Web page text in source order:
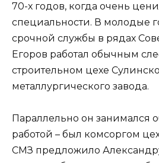
70-х годов, когда очень
специальности. В молодые
срочной службы в рядах
Егоров работал обычным
строительном цехе
металлургического завода.
Параллельно он занимался
работой – был комсоргом
СМЗ предложило